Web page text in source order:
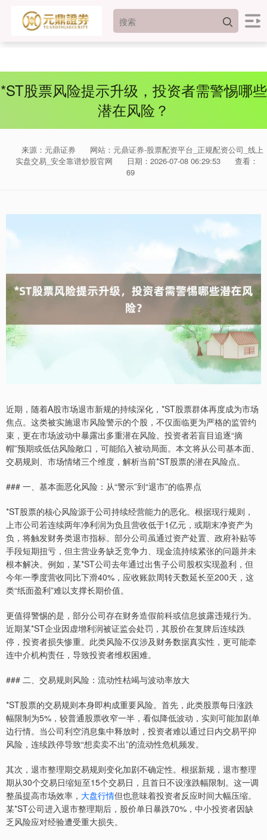
*ST股票风险提示升级，投资者需警惕哪些
潜在风险？
来源：元鼎证券
网站：元鼎证券-股票配资平台_正规配资公司_线上
实盘交易_安全靠谱炒股官网
日期：2026-07-08 06:29:53
查看：
69
近期，随着A股市场退市新规的持续深化，*ST股票群体再度成为市场
焦点。这类被实施退市风险警示的个股，不仅面临更为严格的监管约
束，更在市场波动中暴露出多重潜在风险。投资者若盲目追逐“摘
帽”预期或低估风险敞口，可能陷入被动局面。本文将从公司基本面、
交易规则、市场情绪三个维度，解析当前*ST股票的潜在风险点。
### 一、基本面恶化风险：从“警示”到“退市”的临界点
*ST股票的核心风险源于公司持续经营能力的恶化。根据现行规则，
上市公司若连续两年净利润为负且营收低于1亿元，或期末净资产为
负，将触发财务类退市指标。部分公司虽通过资产处置、政府补贴等
手段短期扭亏，但主营业务缺乏竞争力、现金流持续紧张的问题并未
根本解决。例如，某*ST公司去年通过出售子公司股权实现盈利，但
今年一季度营收同比下滑40%，应收账款周转天数延长至200天，这
类“纸面盈利”难以支撑长期价值。
更值得警惕的是，部分公司存在财务造假前科或信息披露违规行为。
近期某*ST企业因虚增利润被证监会处罚，其股价在复牌后连续跌
停，投资者损失惨重。此类风险不仅涉及财务数据真实性，更可能牵
连中介机构责任，导致投资者维权困难。
### 二、交易规则风险：流动性枯竭与波动率放大
*ST股票的交易规则本身即构成重要风险。首先，此类股票每日涨跌
幅限制为5%，较普通股票收窄一半，看似降低波动，实则可能加剧单
边行情。当公司利空消息集中释放时，投资者难以通过日内交易平抑
风险，连续跌停导致“想卖卖不出”的流动性危机频发。
其次，退市整理期交易规则变化加剧不确定性。根据新规，退市整理
期从30个交易日缩短至15个交易日，且首日不设涨跌幅限制。这一调
整虽提高市场效率， 大盘行情但也意味着投资者反应时间大幅压缩。
某*ST公司进入退市整理期后，股价单日暴跌70%，中小投资者因缺
乏风险应对经验遭受重大损失。